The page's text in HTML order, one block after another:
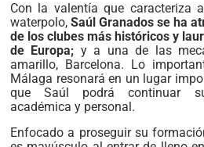
Con la valentía que caracteriza
waterpolo, Saúl Granados se ha
de los clubes más históricos y
de Europa; y a una de las
amarillo, Barcelona. Lo
Málaga resonará en un lugar
que Saúl podrá continuar
académica y personal.
Enfocado a proseguir su